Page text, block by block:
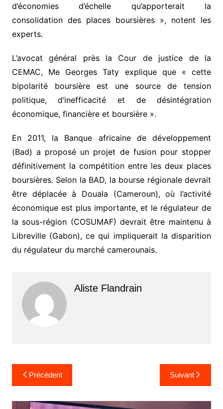
d’économies d’échelle qu’apporterait la
consolidation des places boursières », notent les
experts.
L’avocat général près la Cour de justice de la
CEMAC, Me Georges Taty explique que « cette
bipolarité boursière est une source de tension
politique, d’inefficacité et de désintégration
économique, financière et boursière ».
En 2011, la Banque africaine de développement
(Bad) a proposé un projet de fusion pour stopper
définitivement la compétition entre les deux places
boursières. Selon la BAD, la bourse régionale devrait
être déplacée à Douala (Cameroun), où l’activité
économique est plus importante, et le régulateur de
la sous-région (COSUMAF) devrait être maintenu à
Libreville (Gabon), ce qui impliquerait la disparition
du régulateur du marché camerounais.
Aliste Flandrain
Navigation
de
l’article
Précédent Suivant